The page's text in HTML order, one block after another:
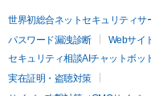
世界初総合ネットセキュリティサ
パスワード漏洩診断
Webサイ
セキュリティ相談AIチャットボッ
実在証明・盗聴対策